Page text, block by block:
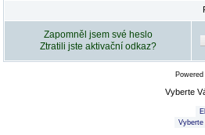
Zapomněl jsem své heslo
Ztratili jste aktivační odkaz?
Vyberte